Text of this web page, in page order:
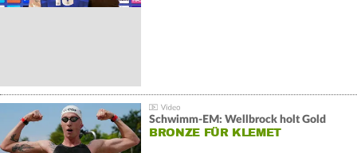
Schwimm-EM: Wellbrock holt Gold
BRONZE FÜR KLEMET